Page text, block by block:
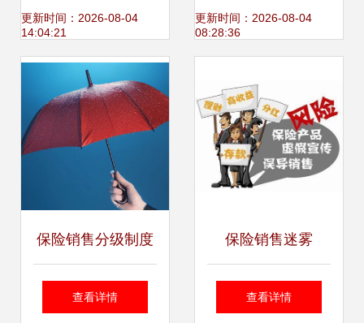
代理缴费须知
更新时间：2026-08-04
14:04:21
住商机
更新时间：2026-08-04
08:28:36
保险销售分级制度
新规解读 代理权限
查看详情
保险销售迷雾
当“忽悠”成为敲门
查看详情